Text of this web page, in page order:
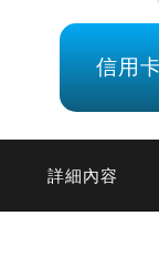
信用
詳細內容